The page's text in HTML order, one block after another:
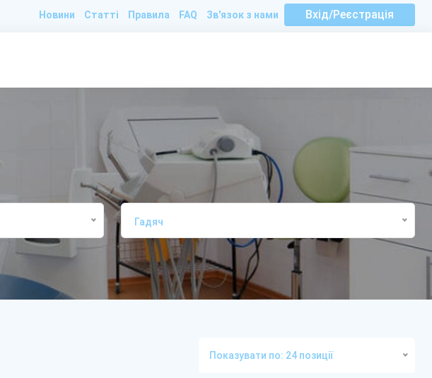
Новини Статті Правила FAQ Зв'язок з нами Вхід/Реєстрація
Гадяч
Показувати по: 24 позиції